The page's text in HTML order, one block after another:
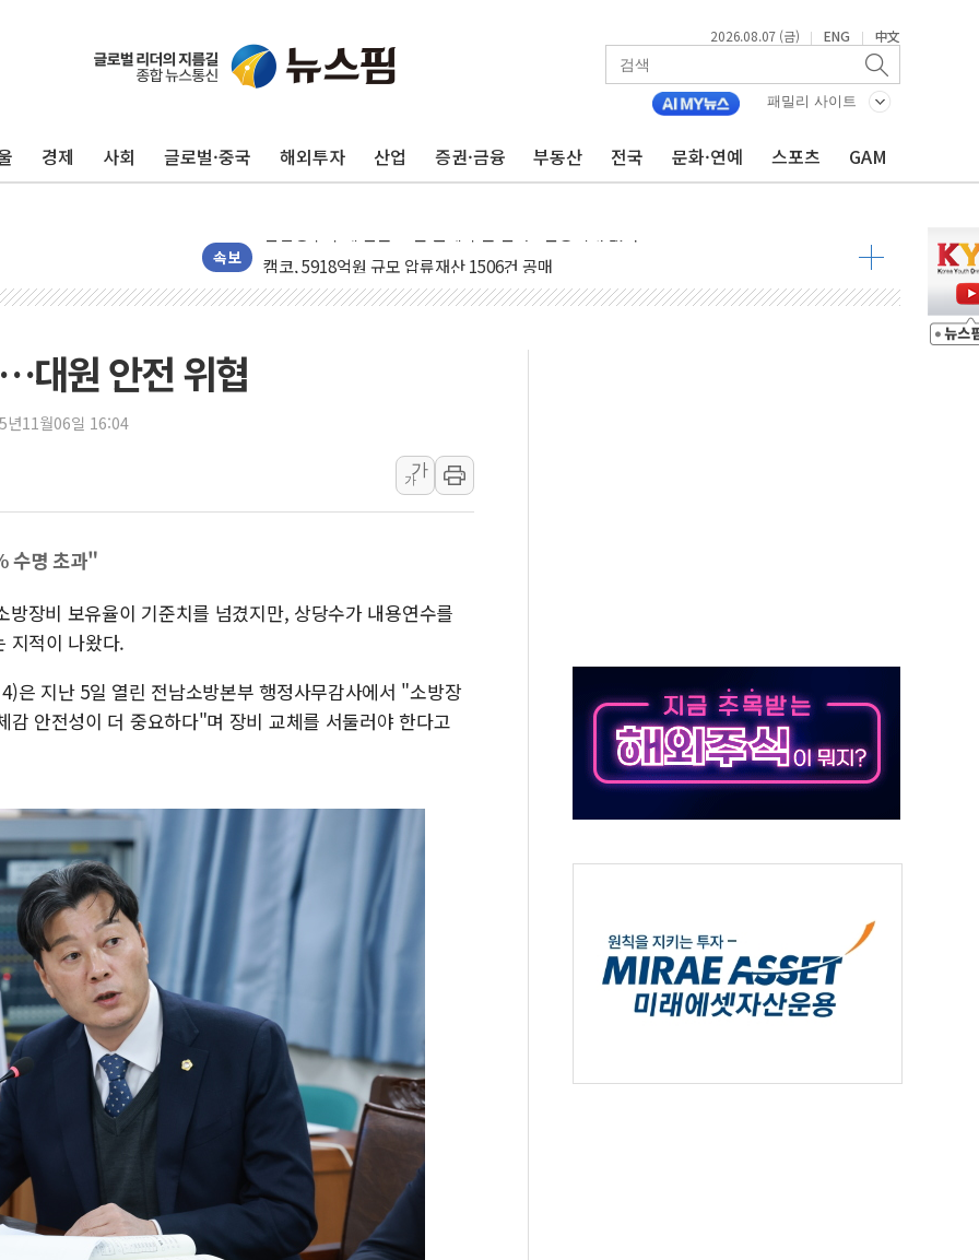
2026.08.07 (금) | ENG | 中文
패밀리 사이트
경제 사회 글로벌·중국 해외투자 산업 증권·금융 부동산 전국 문화·연예 스포츠 GAM
속보
수박으로 여름 나는 하마
캠코, 5918억원 규모 압류재산 1506건 공매
[시승기] 공간·승차감 잡은 볼보 EX90…'올 터치'는 호불호
라인게임즈, '콰이어트' 테스트 참가자 3만 명 돌파
에어로케이항공, 청주-중국 청두 노선 운항허가 취득...중국 노선 다변화
네이버, AI 브리핑 도입 후 블로그 창작자 지원 규모 2배 확대
KTis, 02-114로 카카오 T 택시 호출 서비스
원주시, 첨단의료복합단지 지정 준비 본격화…'AI 데이터 기반 메디테크 혁신허브' 구상
삼척시, 무건리 이끼폭포 생태탐방로 출입 통제
전남광주 화정역 인근 도로 4중 추돌…1명 심정지·5명 부상
청도 문수리 야산서 산불 진화 중...진화헬기 3대 투입
'해병 순직 책임' 임성근 전 사단장 항소심도 징역 3년
대원 안전 위협
년11월06일 16:04
가
가
수명 초과"
장비 보유율이 기준치를 넘겼지만, 상당수가 내용연수를
지적이 나왔다.
은 지난 5일 열린 전남소방본부 행정사무감사에서 "소방장
안전성이 더 중요하다"며 장비 교체를 서둘러야 한다고